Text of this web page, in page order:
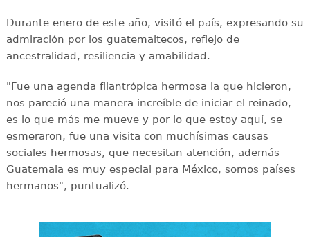
Durante enero de este año, visitó el país, expresando su
admiración por los guatemaltecos, reflejo de
ancestralidad, resiliencia y amabilidad.
"Fue una agenda filantrópica hermosa la que hicieron,
nos pareció una manera increíble de iniciar el reinado,
es lo que más me mueve y por lo que estoy aquí, se
esmeraron, fue una visita con muchísimas causas
sociales hermosas, que necesitan atención, además
Guatemala es muy especial para México, somos países
hermanos", puntualizó.